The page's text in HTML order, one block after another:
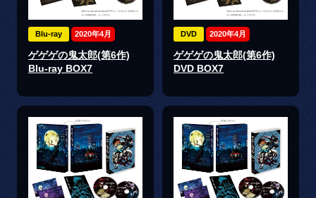
Blu-ray 2020年4月
ゲゲゲの鬼太郎(第6作)
Blu-ray BOX7
DVD 2020年4月
ゲゲゲの鬼太郎(第6作)
DVD BOX7